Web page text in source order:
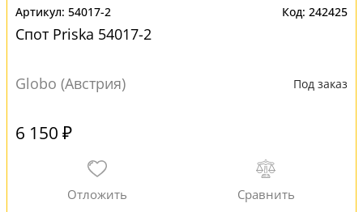
54017-2 242425
Спот Priska 54017-2
Globo (Австрия) Под заказ
6 150 ₽